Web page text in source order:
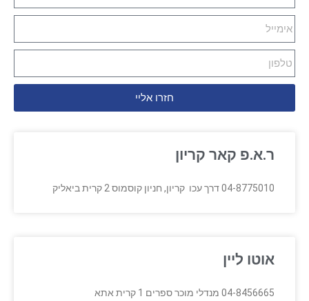
חזרו אליי
ר.א.פ קאר קריון
04-8775010 דרך עכו קריון, חניון קוסמוס 2 קרית ביאליק
אוטו ליין
04-8456665 מנדלי מוכר ספרים 1 קרית אתא